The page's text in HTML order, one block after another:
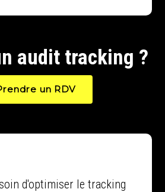
audit tracking ?
un RDV
d'optimiser le tracking